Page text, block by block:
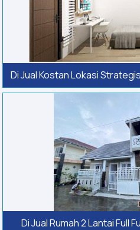
Di Jual Kostan Lokasi
Di Jual Rumah 2 Lantai Full